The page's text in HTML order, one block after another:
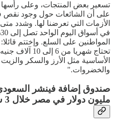
تسعير بعض المنتجات، وعلى رأسها
على أن الشائعات حول وجود نقص
الأزمات التي تعرضنا لها. وشدد
تحتاج شهريا
الأساسية مثل الأرز والسكر
والخضروات."
مليون دولار في مصر خلال 3 سنوات